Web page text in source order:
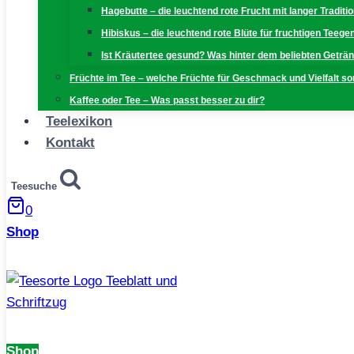
Hagebutte – die leuchtend rote Frucht mit langer
Hibiskus – die leuchtend rote Blüte für fruchtigen
Ist Kräutertee gesund? Was hinter dem beliebten
Früchte im Tee – welche Früchte für Geschmack und Vielfalt
Kaffee oder Tee – Was passt besser zu dir?
Teelexikon
Kontakt
Teesuche
0
Shop